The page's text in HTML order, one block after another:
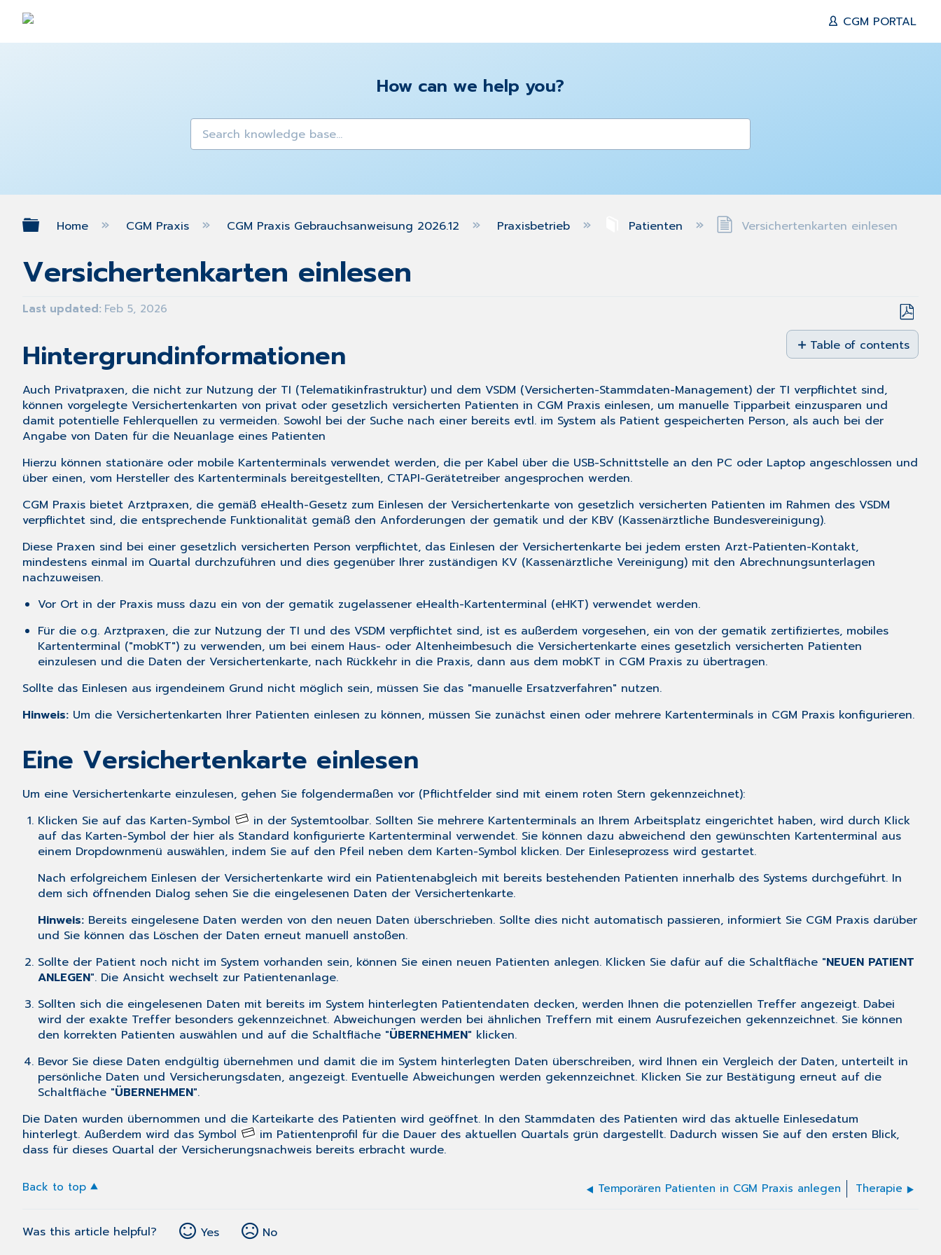
CGM PORTAL
How can we help you?
Expand/collapse global hierarchy
Home CGM Praxis CGM Praxis Gebrauchsanweisung 2026.12 Praxisbetrieb Patienten Versichertenkarten einlesen
Versichertenkarten einlesen
Last updated Feb 5, 2026
Save
as
PDF
Table of contents
Eine
Versichertenkarte
einlesen
Hintergrundinformationen
Auch Privatpraxen, die nicht zur Nutzung der TI (Telematikinfrastruktur) und dem VSDM (Versicherten-Stammdaten-Management) der TI verpflichtet sind,
können vorgelegte Versichertenkarten von privat oder gesetzlich versicherten Patienten in CGM Praxis einlesen, um manuelle Tipparbeit einzusparen und
damit potentielle Fehlerquellen zu vermeiden. Sowohl bei der Suche nach einer bereits evtl. im System als Patient gespeicherten Person, als auch bei der
Angabe von Daten für die Neuanlage eines Patienten
Hierzu können stationäre oder mobile Kartenterminals verwendet werden, die per Kabel über die USB-Schnittstelle an den PC oder Laptop angeschlossen und
über einen, vom Hersteller des Kartenterminals bereitgestellten, CTAPI-Gerätetreiber angesprochen werden.
CGM Praxis bietet Arztpraxen, die gemäß eHealth-Gesetz zum Einlesen der Versichertenkarte von gesetzlich versicherten Patienten im Rahmen des VSDM
verpflichtet sind, die entsprechende Funktionalität gemäß den Anforderungen der gematik und der KBV (Kassenärztliche Bundesvereinigung).
Diese Praxen sind bei einer gesetzlich versicherten Person verpflichtet, das Einlesen der Versichertenkarte bei jedem ersten Arzt-Patienten-Kontakt,
mindestens einmal im Quartal durchzuführen und dies gegenüber Ihrer zuständigen KV (Kassenärztliche Vereinigung) mit den Abrechnungsunterlagen
nachzuweisen.
Vor Ort in der Praxis muss dazu ein von der gematik zugelassener eHealth-Kartenterminal (eHKT) verwendet werden.
Für die o.g. Arztpraxen, die zur Nutzung der TI und des VSDM verpflichtet sind, ist es außerdem vorgesehen, ein von der gematik zertifiziertes, mobiles
Kartenterminal ("mobKT") zu verwenden, um bei einem Haus- oder Altenheimbesuch die Versichertenkarte eines gesetzlich versicherten Patienten
einzulesen und die Daten der Versichertenkarte, nach Rückkehr in die Praxis, dann aus dem mobKT in CGM Praxis zu übertragen.
Sollte das Einlesen aus irgendeinem Grund nicht möglich sein, müssen Sie das "manuelle Ersatzverfahren" nutzen.
Hinweis: Um die Versichertenkarten Ihrer Patienten einlesen zu können, müssen Sie zunächst einen oder mehrere Kartenterminals in CGM Praxis konfigurieren.
Eine Versichertenkarte einlesen
Um eine Versichertenkarte einzulesen, gehen Sie folgendermaßen vor (Pflichtfelder sind mit einem roten Stern gekennzeichnet):
Klicken Sie auf das Karten-Symbol
in der Systemtoolbar. Sollten Sie mehrere Kartenterminals an Ihrem Arbeitsplatz eingerichtet haben, wird durch Klick
auf das Karten-Symbol der hier als Standard konfigurierte Kartenterminal verwendet. Sie können dazu abweichend den gewünschten Kartenterminal aus
einem Dropdownmenü auswählen, indem Sie auf den Pfeil neben dem Karten-Symbol klicken. Der Einleseprozess wird gestartet.
Nach erfolgreichem Einlesen der Versichertenkarte wird ein Patientenabgleich mit bereits bestehenden Patienten innerhalb des Systems durchgeführt. In
dem sich öffnenden Dialog sehen Sie die eingelesenen Daten der Versichertenkarte.
Hinweis: Bereits eingelesene Daten werden von den neuen Daten überschrieben. Sollte dies nicht automatisch passieren, informiert Sie CGM Praxis darüber
und Sie können das Löschen der Daten erneut manuell anstoßen.
Sollte der Patient noch nicht im System vorhanden sein, können Sie einen neuen Patienten anlegen. Klicken Sie dafür auf die Schaltfläche "NEUEN PATIENT
ANLEGEN". Die Ansicht wechselt zur Patientenanlage.
Sollten sich die eingelesenen Daten mit bereits im System hinterlegten Patientendaten decken, werden Ihnen die potenziellen Treffer angezeigt. Dabei
wird der exakte Treffer besonders gekennzeichnet. Abweichungen werden bei ähnlichen Treffern mit einem Ausrufezeichen gekennzeichnet. Sie können
den korrekten Patienten auswählen und auf die Schaltfläche "ÜBERNEHMEN" klicken.
Bevor Sie diese Daten endgültig übernehmen und damit die im System hinterlegten Daten überschreiben, wird Ihnen ein Vergleich der Daten, unterteilt in
persönliche Daten und Versicherungsdaten, angezeigt. Eventuelle Abweichungen werden gekennzeichnet. Klicken Sie zur Bestätigung erneut auf die
Schaltfläche "ÜBERNEHMEN".
Die Daten wurden übernommen und die Karteikarte des Patienten wird geöffnet. In den Stammdaten des Patienten wird das aktuelle Einlesedatum
hinterlegt. Außerdem wird das Symbol
im Patientenprofil für die Dauer des aktuellen Quartals grün dargestellt. Dadurch wissen Sie auf den ersten Blick,
dass für dieses Quartal der Versicherungsnachweis bereits erbracht wurde.
Back to top Temporären Patienten in CGM Praxis anlegen Therapie
Was this article helpful? Yes No